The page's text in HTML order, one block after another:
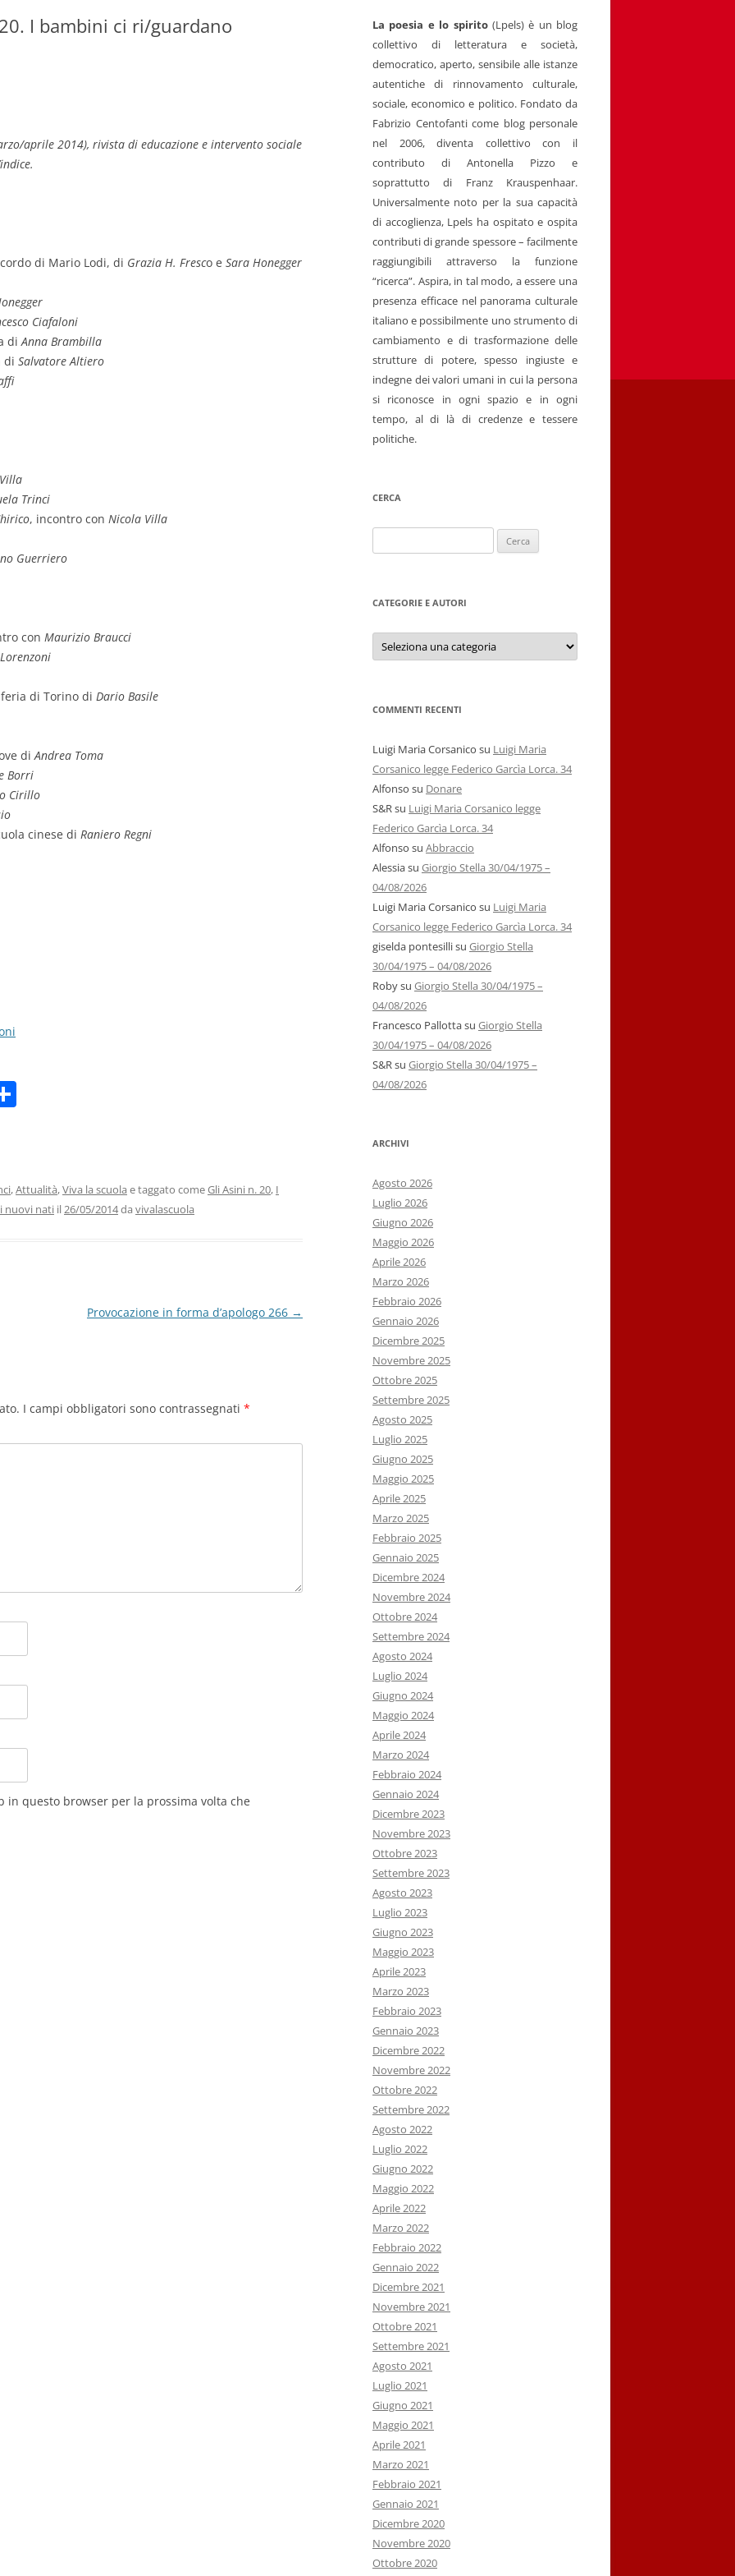
GIOVANNI NUSCIS
RICCARDO FERRAZZI
I bambini ci ri/guardano
aprile 2014), rivista di educazione e intervento sociale
di Mario Lodi, di Grazia H. Fresco e Sara Honegger
Ciafaloni
di Anna Brambilla
di Salvatore Altiero
Trinci
, incontro con Nicola Villa
Guerriero
con Maurizio Braucci
di Torino di Dario Basile
diAndrea Toma
Borri
Cirillo
cinese di Raniero Regni
vi
di
,Attualità,Viva la scuola e taggato comeGli Asini n. 20, I
nuovi nati il26/05/2014da vivalascuola
Provocazione in forma d’apologo 266 →
I campi obbligatori sono contrassegnati *
in questo browser per la prossima volta che
La poesia e lo spirito(Lpels) è un blog
collettivo di letteratura e società,
democratico, aperto, sensibile alle istanze
autentiche di rinnovamento culturale,
sociale, economico e politico. Fondato da
Fabrizio Centofanti come blog personale
nel 2006, diventa collettivo con il
contributo di Antonella Pizzo e
soprattutto di Franz Krauspenhaar.
Universalmente noto per la sua capacità
di accoglienza, Lpels ha ospitato e ospita
contributi di grande spessore – facilmente
raggiungibili attraverso la funzione
“ricerca”. Aspira, in tal modo, a essere una
presenza efficace nel panorama culturale
italiano e possibilmente uno strumento di
cambiamento e di trasformazione delle
strutture di potere, spesso ingiuste e
indegne dei valori umani in cui la persona
si riconosce in ogni spazio e in ogni
tempo, al di là di credenze e tessere
politiche.
CERCA
per:
CATEGORIE E AUTORI
Categorie
autori
COMMENTI RECENTI
Luigi Maria Corsanico su Luigi Maria
Corsanico legge Federico Garcìa Lorca. 34
Alfonso su Donare
S&Rsu Luigi Maria Corsanico legge
Federico Garcìa Lorca. 34
Alfonso su Abbraccio
Alessiasu Giorgio Stella 30/04/1975 –
04/08/2026
Luigi Maria Corsanico su Luigi Maria
Corsanico legge Federico Garcìa Lorca. 34
giselda pontesillisu Giorgio Stella
30/04/1975 – 04/08/2026
Robysu Giorgio Stella 30/04/1975 –
04/08/2026
Francesco Pallottasu Giorgio Stella
30/04/1975 – 04/08/2026
S&Rsu Giorgio Stella 30/04/1975 –
04/08/2026
ARCHIVI
Agosto 2026
Luglio 2026
Giugno 2026
Maggio 2026
Aprile 2026
Marzo 2026
Febbraio 2026
Gennaio 2026
Dicembre 2025
Novembre 2025
Ottobre 2025
Settembre 2025
Agosto 2025
Luglio 2025
Giugno 2025
Maggio 2025
Aprile 2025
Marzo 2025
Febbraio 2025
Gennaio 2025
Dicembre 2024
Novembre 2024
Ottobre 2024
Settembre 2024
Agosto 2024
Luglio 2024
Giugno 2024
Maggio 2024
Aprile 2024
Marzo 2024
Febbraio 2024
Gennaio 2024
Dicembre 2023
Novembre 2023
Ottobre 2023
Settembre 2023
Agosto 2023
Luglio 2023
Giugno 2023
Maggio 2023
Aprile 2023
Marzo 2023
Febbraio 2023
Gennaio 2023
Dicembre 2022
Novembre 2022
Ottobre 2022
Settembre 2022
Agosto 2022
Luglio 2022
Giugno 2022
Maggio 2022
Aprile 2022
Marzo 2022
Febbraio 2022
Gennaio 2022
Dicembre 2021
Novembre 2021
Ottobre 2021
Settembre 2021
Agosto 2021
Luglio 2021
Giugno 2021
Maggio 2021
Aprile 2021
Marzo 2021
Febbraio 2021
Gennaio 2021
Dicembre 2020
Novembre 2020
Ottobre 2020